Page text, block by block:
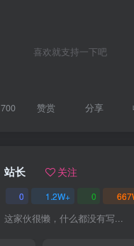
喜欢就支持一下吧
700 赞赏 分享
站长 关注
0 1.2W+ 0
这家伙很懒，什么都没有写...